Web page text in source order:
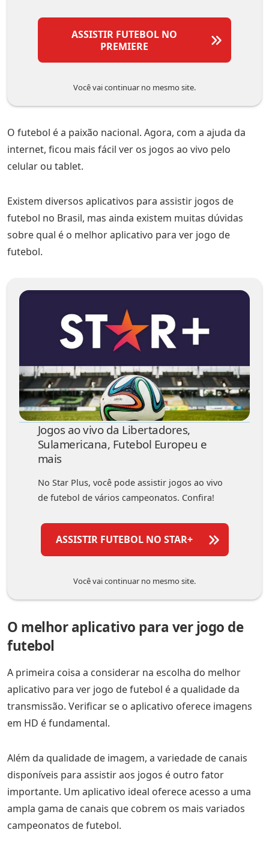
ASSISTIR FUTEBOL NO
PREMIERE
Você vai continuar no mesmo site.
O futebol é a paixão nacional. Agora, com a ajuda da
internet, ficou mais fácil ver os jogos ao vivo pelo
celular ou tablet.
Existem diversos aplicativos para assistir jogos de
futebol no Brasil, mas ainda existem muitas dúvidas
sobre qual é o melhor aplicativo para ver jogo de
futebol.
Jogos ao vivo da Libertadores,
Sulamericana, Futebol Europeu e
mais
No Star Plus, você pode assistir jogos ao vivo
de futebol de vários campeonatos. Confira!
ASSISTIR FUTEBOL NO STAR+
Você vai continuar no mesmo site.
O melhor aplicativo para ver jogo de
futebol
A primeira coisa a considerar na escolha do melhor
aplicativo para ver jogo de futebol é a qualidade da
transmissão. Verificar se o aplicativo oferece imagens
em HD é fundamental.
Além da qualidade de imagem, a variedade de canais
disponíveis para assistir aos jogos é outro fator
importante. Um aplicativo ideal oferece acesso a uma
ampla gama de canais que cobrem os mais variados
campeonatos de futebol.